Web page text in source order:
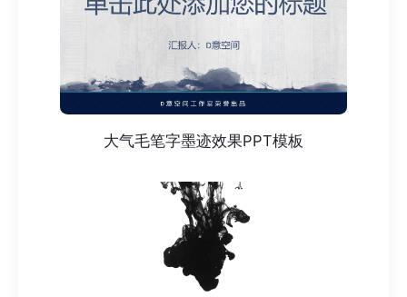
大气毛笔字墨迹效果PPT模板